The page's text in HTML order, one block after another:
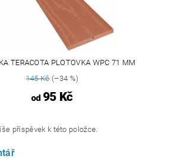
TERACOTA PLOTOVKA WPC 71 MM
145 Kč(–34 %)
od95 Kč
příspěvek k této položce.